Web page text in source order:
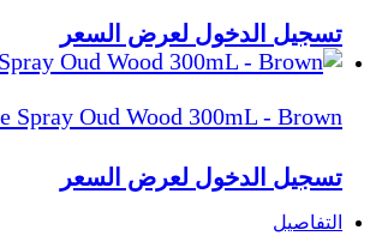
تسجيل الدخول لعرض السعر
Spray Oud Wood 300mL - Brown
تسجيل الدخول لعرض السعر
التفاصيل